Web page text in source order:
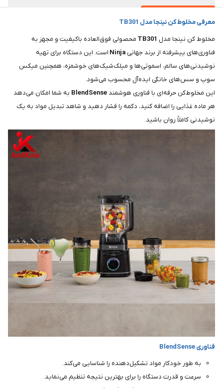
معرفی مخلوط کن نینجا مدل TB301
مخلوط کن نینجا مدل TB301 محصولی فوق‌العاده باکیفیت و مجهز به
فناوری‌های پیشرفته از برند جهانی Ninja است. این دستگاه برای تهیه
نوشیدنی‌های سالم، اسموتی‌ها و میلک‌شیک‌های خوشمزه، همچنین میکس
سوپ و سس‌های خانگی ایده‌آل محسوب می‌شود.
این مخلوط‌کن حرفه‌ای با فناوری هوشمندBlendSense به شما امکان می‌دهد
هر ماده غذایی را اضافه کنید، دکمه را فشار دهید و شاهد تبدیل مواد به یک
نوشیدنی کاملاً روان باشید.
فناوری BlendSense
به طور خودکار مواد تشکیل‌دهنده را شناسایی می‌کند.
سرعت و قدرت دستگاه را برای بهترین نتیجه تنظیم می‌نماید.